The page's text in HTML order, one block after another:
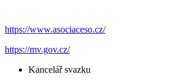
https://www.asociaceso.cz/
https://mv.gov.cz/
Kancelář svazku